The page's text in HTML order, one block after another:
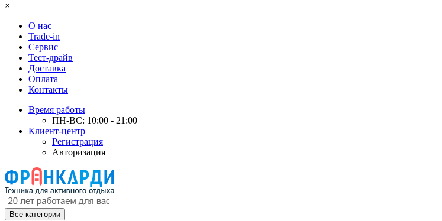
×
О нас
Trade-in
Сервис
Тест-драйв
Доставка
Оплата
Контакты
Время работы
ПН-ВС: 10:00 - 21:00
Клиент-центр
Регистрация
Авторизация
Все категории